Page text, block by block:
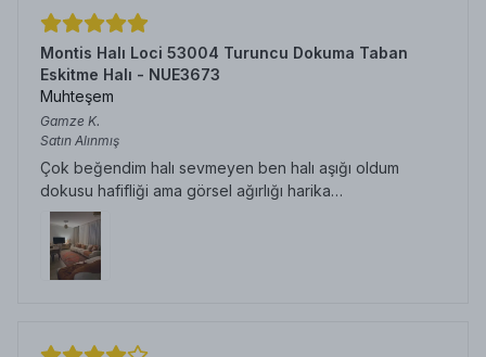
Montis Halı Loci 53004 Turuncu Dokuma Taban
Eskitme Halı - NUE3673
Muhteşem
Gamze K.
Satın Alınmış
Çok beğendim halı sevmeyen ben halı aşığı oldum
dokusu hafifliği ama görsel ağırlığı harika…